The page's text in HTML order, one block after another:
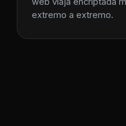
extremo a extremo.